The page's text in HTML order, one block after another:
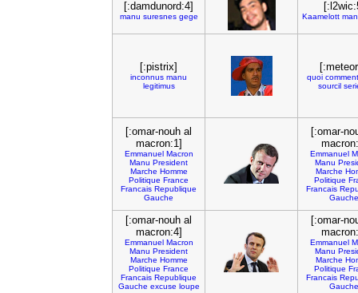
[:damdunord:4]
manu suresnes gege Kaamelott
[:pistrix]
inconnus manu
legitimus
quoi comment
sourcil
[:omar-nouh al
macron:1]
Emmanuel Macron
Manu President
Marche Homme
Politique France
Francais Republique
Gauche
[:omar-
Emmanuel
Manu
Marche
Politique
Francais
Gauche
[:omar-nouh al
macron:4]
Emmanuel Macron
Manu President
Marche Homme
Politique France
Francais Republique
Gauche excuse loupe
[:omar-
Emmanuel
Manu
Marche
Politique
Francais
Gauche